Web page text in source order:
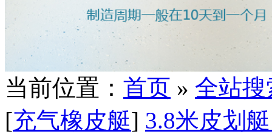
当前位置： 首页 » 全站搜
[充气橡皮艇] 3.8米皮划